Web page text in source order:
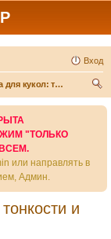
Вход
Одежда для кукол: технические тонкости и секреты
"ТОЛЬКО
или направлять в
Админ.
и